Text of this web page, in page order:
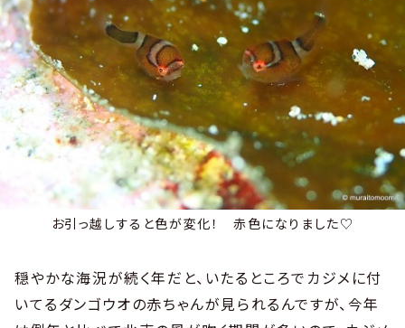
お引っ越しすると色が変化！ 赤色になりました♡
穏やかな海況が続く年だと、いたるところでカジメに付
いてるダンゴウオの赤ちゃんが見られるんですが、今年